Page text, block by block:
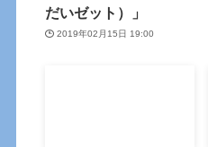
だいゼット）」
2019年02月15日 19:00